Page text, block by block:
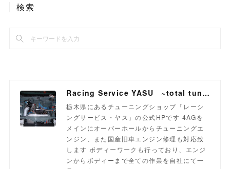
検索
Racing Service YASU ~total tuning proshop~
栃木県にあるチューニングショップ「レーシ
ングサービス・ヤス」の公式HPです 4AGを
メインにオーバーホールからチューニングエ
ンジン、また国産旧車エンジン修理も対応致
します ボディーワークも行っており、エンジ
ンからボディーまで全ての作業を自社にて一